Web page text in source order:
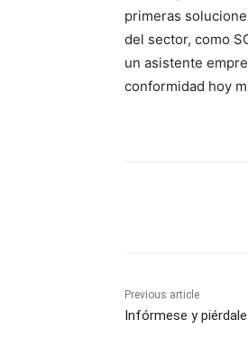
primeras
del sector, como
un asistente
conformidad hoy
Previous article
Infórmese y